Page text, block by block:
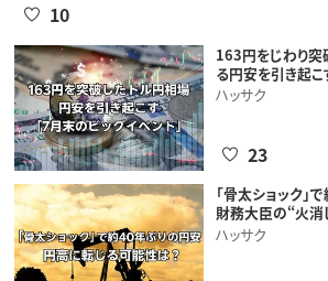
10
163円をじわり突
る円安を引き起
ハッサク
23
「骨太ショック」
財務大臣の“火
ハッサク